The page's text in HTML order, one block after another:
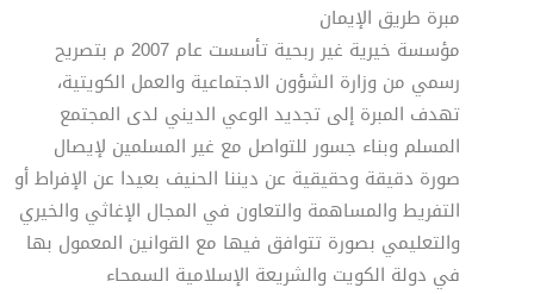
برة طريق الإيمان
ؤسسة خيرية غير ربحية تأسست عام 2007 م بتصريح
رسمي من وزارة الشؤون الاجتماعية والعمل الكويتية،
تهدف المبرة إلى تجديد الوعي الديني لدى المجتمع
المسلم وبناء جسور للتواصل مع غير المسلمين لإيصا
صورة دقيقة وحقيقية عن ديننا الحنيف بعيدا عن الإفراط أو
التفريط والمساهمة والتعاون في المجال الإغاثي والخيري
والتعليمي بصورة تتوافق فيها مع القوانين المعمول بها
في دولة الكويت والشريعة الإسلامية السمحاء